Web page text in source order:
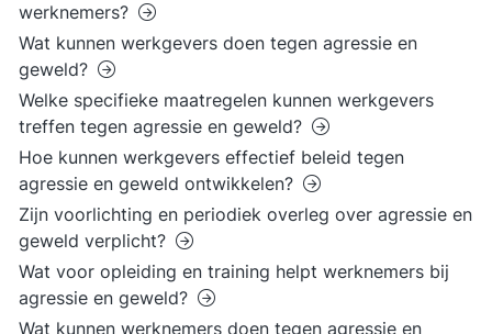
werknemers?
Wat kunnen werkgevers doen tegen agressie en
geweld?
Welke specifieke maatregelen kunnen werkgevers
treffen tegen agressie en geweld?
Hoe kunnen werkgevers effectief beleid tegen
agressie en geweld ontwikkelen?
Zijn voorlichting en periodiek overleg over agressie en
geweld verplicht?
Wat voor opleiding en training helpt werknemers bij
agressie en geweld?
Wat kunnen werknemers doen tegen agressie en